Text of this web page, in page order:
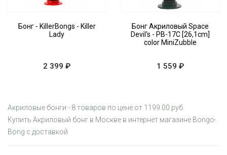
Бонг - KillerBongs - Killer
Lady
2 399 ₽
Бонг Акриловый Space
Devil's - PB-17C [26,1cm]
color MiniZubble
1 559 ₽
Акриловые бонги - 8 товаров по цене от 1199.00 руб.
Купить Акриловый бонг в Москве в интернет магазине Bongo-
Bong с доставкой